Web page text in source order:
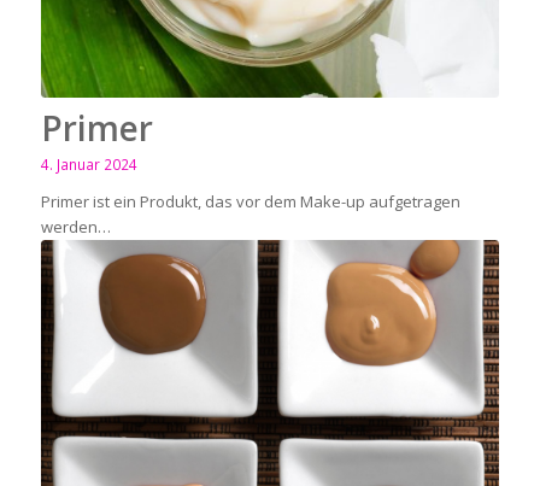
Primer
4. Januar 2024
Primer ist ein Produkt, das vor dem Make-up aufgetragen
werden…